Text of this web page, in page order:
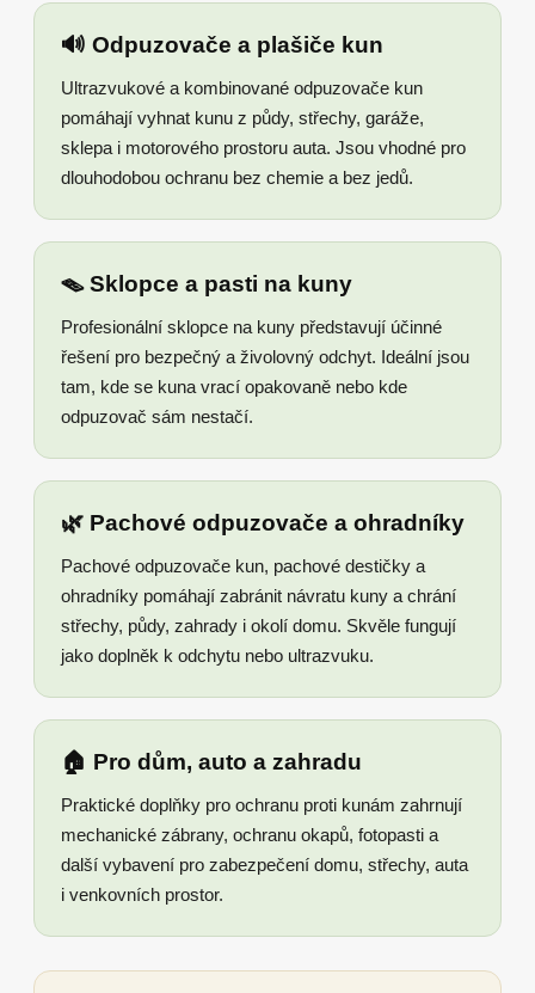
🔊 Odpuzovače a plašiče kun
Ultrazvukové a kombinované odpuzovače kun
pomáhají vyhnat kunu z půdy, střechy, garáže,
sklepa i motorového prostoru auta. Jsou vhodné pro
dlouhodobou ochranu bez chemie a bez jedů.
🪤 Sklopce a pasti na kuny
Profesionální sklopce na kuny představují účinné
řešení pro bezpečný a živolovný odchyt. Ideální jsou
tam, kde se kuna vrací opakovaně nebo kde
odpuzovač sám nestačí.
🌿 Pachové odpuzovače a ohradníky
Pachové odpuzovače kun, pachové destičky a
ohradníky pomáhají zabránit návratu kuny a chrání
střechy, půdy, zahrady i okolí domu. Skvěle fungují
jako doplněk k odchytu nebo ultrazvuku.
🏠 Pro dům, auto a zahradu
Praktické doplňky pro ochranu proti kunám zahrnují
mechanické zábrany, ochranu okapů, fotopasti a
další vybavení pro zabezpečení domu, střechy, auta
i venkovních prostor.